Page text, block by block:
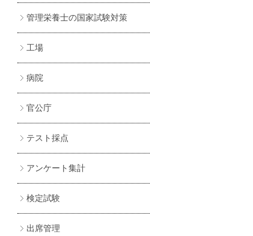
管理栄養士の国家試験対策
工場
病院
官公庁
テスト採点
アンケート集計
検定試験
出席管理